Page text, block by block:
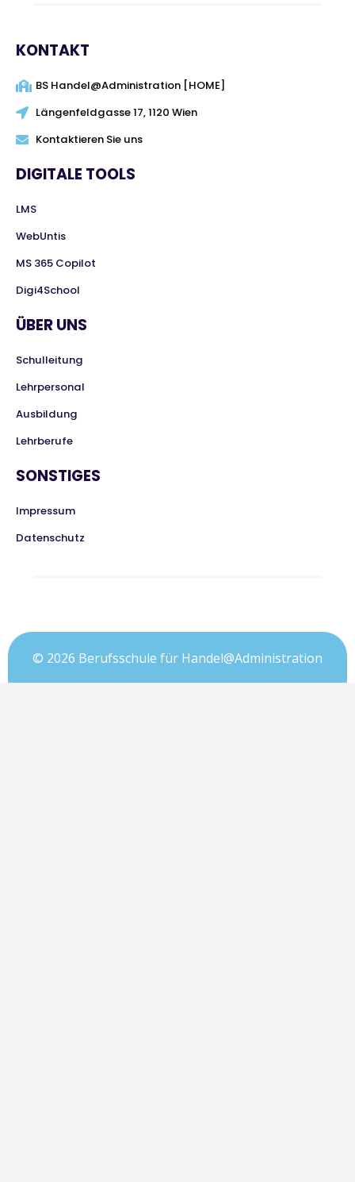
KONTAKT
BS Handel@Administration [HOME]
Längenfeldgasse 17, 1120 Wien
Kontaktieren Sie uns
DIGITALE TOOLS
LMS
WebUntis
MS 365 Copilot
Digi4School
ÜBER UNS
Schulleitung
Lehrpersonal
Ausbildung
Lehrberufe
SONSTIGES
Impressum
Datenschutz
© 2026 Berufsschule für Handel@Administration